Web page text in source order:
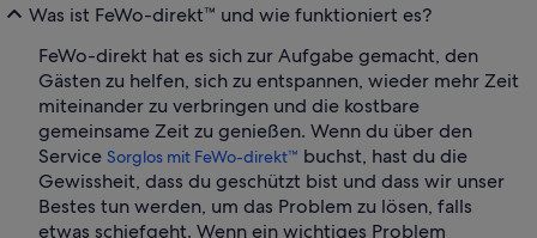
Was ist FeWo-direkt™ und wie funktioniert es?
FeWo-direkt hat es sich zur Aufgabe gemacht, den
Gästen zu helfen, sich zu entspannen, wieder mehr Zeit
miteinander zu verbringen und die kostbare
gemeinsame Zeit zu genießen. Wenn du über den
Service Sorglos mit FeWo-direkt™ buchst, hast du die
Gewissheit, dass du geschützt bist und dass wir unser
Bestes tun werden, um das Problem zu lösen, falls
etwas schiefgeht. Wenn ein wichtiges Problem